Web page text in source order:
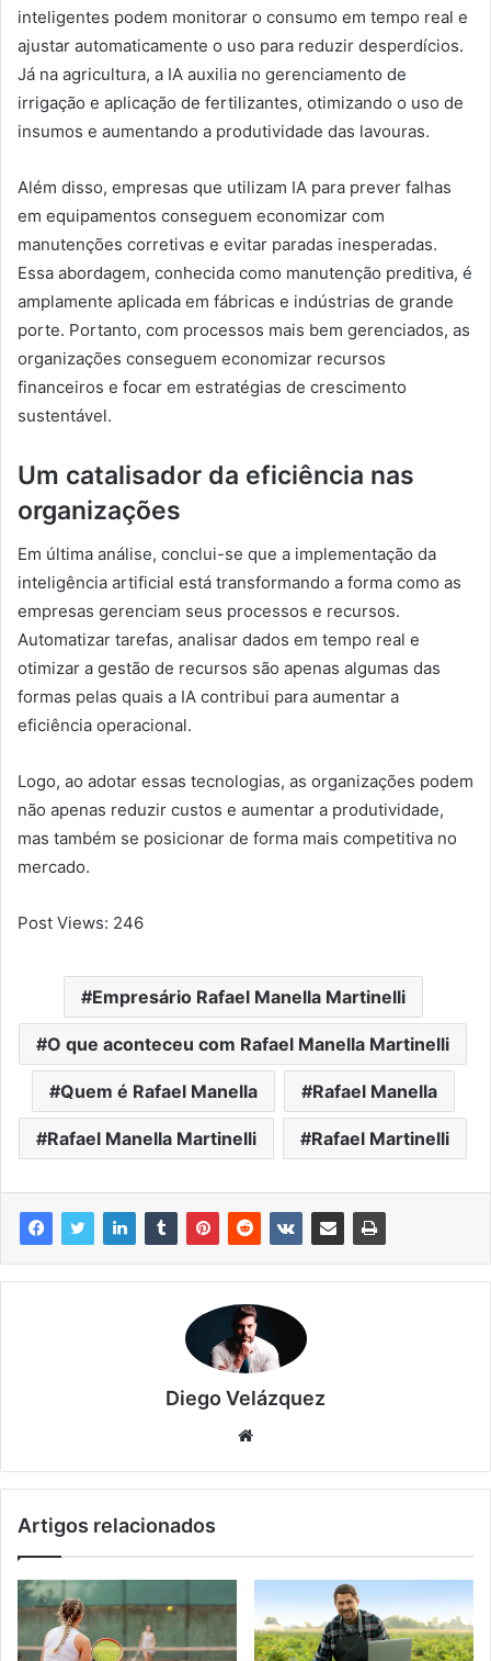
inteligentes podem monitorar o consumo em tempo real e
ajustar automaticamente o uso para reduzir desperdícios.
Já na agricultura, a IA auxilia no gerenciamento de
irrigação e aplicação de fertilizantes, otimizando o uso de
insumos e aumentando a produtividade das lavouras.
Além disso, empresas que utilizam IA para prever falhas
em equipamentos conseguem economizar com
manutenções corretivas e evitar paradas inesperadas.
Essa abordagem, conhecida como manutenção preditiva, é
amplamente aplicada em fábricas e indústrias de grande
porte. Portanto, com processos mais bem gerenciados, as
organizações conseguem economizar recursos
financeiros e focar em estratégias de crescimento
sustentável.
Um catalisador da eficiência nas
organizações
Em última análise, conclui-se que a implementação da
inteligência artificial está transformando a forma como as
empresas gerenciam seus processos e recursos.
Automatizar tarefas, analisar dados em tempo real e
otimizar a gestão de recursos são apenas algumas das
formas pelas quais a IA contribui para aumentar a
eficiência operacional.
Logo, ao adotar essas tecnologias, as organizações podem
não apenas reduzir custos e aumentar a produtividade,
mas também se posicionar de forma mais competitiva no
mercado.
Post Views: 246
Empresário Rafael Manella Martinelli
O que aconteceu com Rafael Manella Martinelli
Quem é Rafael Manella Rafael Manella
Rafael Manella Martinelli Rafael Martinelli
Diego Velázquez
Website
Artigos relacionados